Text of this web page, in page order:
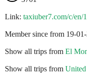
Link: taxiuber7.com/c/en/
Member since from 19-
Show all trips from El
Show all trips from United